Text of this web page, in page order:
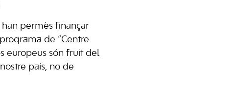
han permès finançar
de “Centre
europeus són fruit del
país, no de